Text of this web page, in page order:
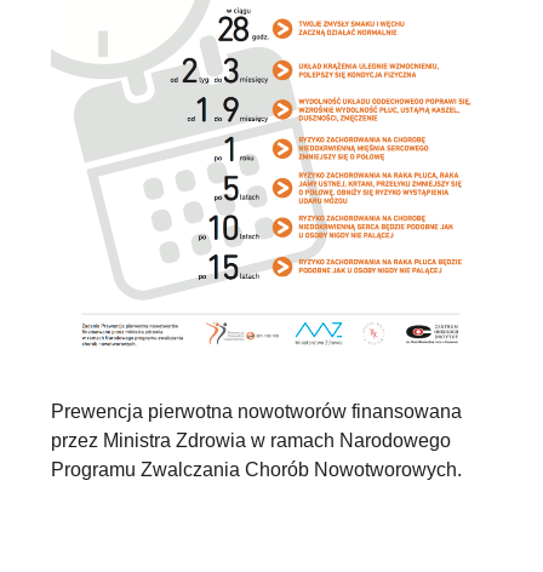
Prewencja pierwotna nowotworów finansowana
przez Ministra Zdrowia w ramach Narodowego
Programu Zwalczania Chorób Nowotworowych.